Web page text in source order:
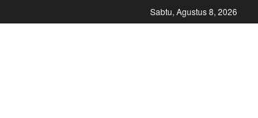
Sabtu, Agustus 8, 2026